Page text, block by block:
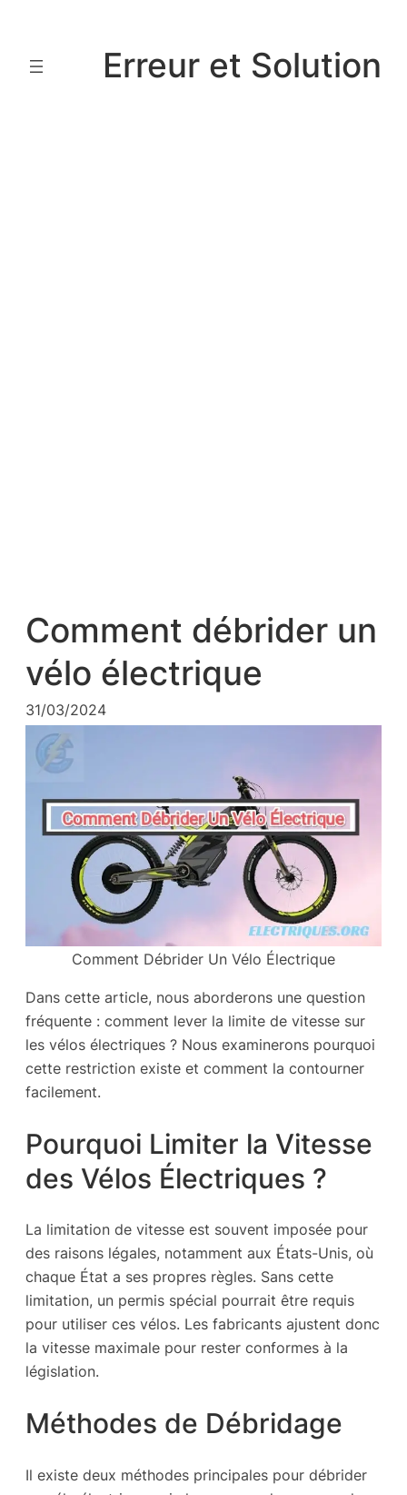
contenu
Erreur et Solution
Comment débrider un
vélo électrique
31/03/2024
Comment Débrider Un Vélo Électrique
Dans cette article, nous aborderons une question
fréquente : comment lever la limite de vitesse sur
les vélos électriques ? Nous examinerons pourquoi
cette restriction existe et comment la contourner
facilement.
Pourquoi Limiter la Vitesse
des Vélos Électriques ?
La limitation de vitesse est souvent imposée pour
des raisons légales, notamment aux États-Unis, où
chaque État a ses propres règles. Sans cette
limitation, un permis spécial pourrait être requis
pour utiliser ces vélos. Les fabricants ajustent donc
la vitesse maximale pour rester conformes à la
législation.
Méthodes de Débridage
Il existe deux méthodes principales pour débrider